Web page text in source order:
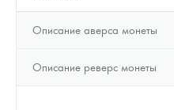
Описание аверса монеты
Описание реверс монеты